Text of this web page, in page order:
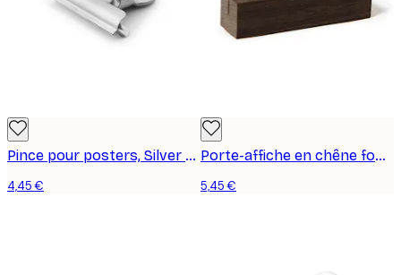
Pince pour posters, Silver Medium
4,45 €
Porte-affiche en chêne foncé Block
5,45 €